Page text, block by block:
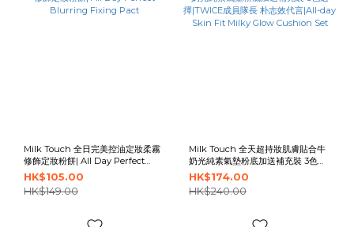
Milk Touch 全日完美控油定妝柔霧
修飾定妝粉餅| All Day Perfect
Blurring Fixing Pact
HK$105.00
HK$149.00
Milk Touch 全天超持妝肌膚貼合牛
奶光純素氣墊粉底加送補充裝 3色選
擇|TWICE成員隊長 朴志效代言|All-
day Skin Fit Milky Glow Cushion
Set
HK$174.00
HK$240.00